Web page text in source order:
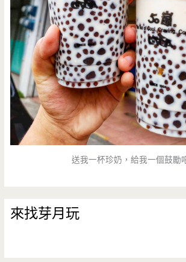
送我一杯珍奶，給我一個鼓勵
來找芽月玩